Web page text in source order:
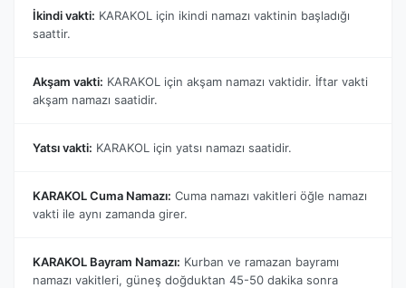
İkindi vakti: KARAKOL için ikindi namazı vaktinin başladığı
saattir.
Akşam vakti: KARAKOL için akşam namazı vaktidir. İftar vakti
akşam namazı saatidir.
Yatsı vakti: KARAKOL için yatsı namazı saatidir.
KARAKOL Cuma Namazı: Cuma namazı vakitleri öğle namazı
vakti ile aynı zamanda girer.
KARAKOL Bayram Namazı: Kurban ve ramazan bayramı
namazı vakitleri, güneş doğduktan 45-50 dakika sonra